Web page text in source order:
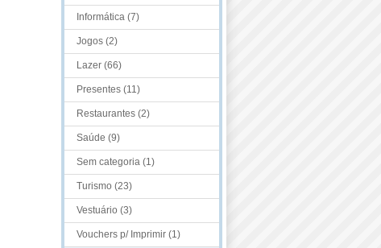
Informática (7)
Jogos (2)
Lazer (66)
Presentes (11)
Restaurantes (2)
Saúde (9)
Sem categoria (1)
Turismo (23)
Vestuário (3)
Vouchers p/ Imprimir (1)